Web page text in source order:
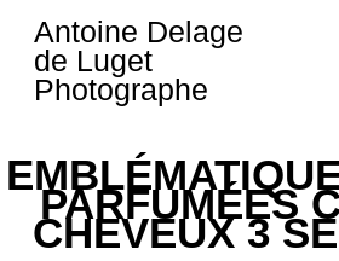
content
Antoine Delage
de Luget
Photographe
PARFUMÉES
CHEVEUX 3